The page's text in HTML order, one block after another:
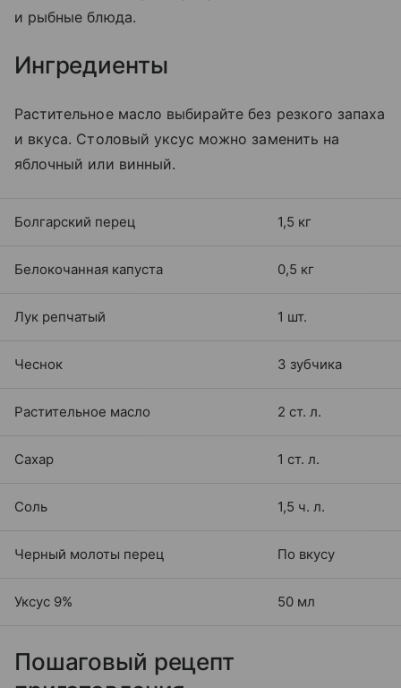
и рыбные блюда.
Ингредиенты
Растительное масло выбирайте без резкого запаха
и вкуса. Столовый уксус можно заменить на
яблочный или винный.
Болгарский перец 1,5 кг
Белокочанная капуста 0,5 кг
Лук репчатый 1 шт.
Чеснок 3 зубчика
Растительное масло 2 ст. л.
Сахар 1 ст. л.
Соль 1,5 ч. л.
Черный молоты перец По вкусу
Уксус 9% 50 мл
Пошаговый рецепт